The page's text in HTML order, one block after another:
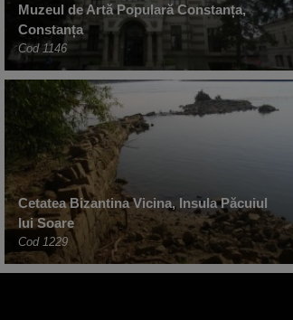
Muzeul de Artă Populară Constanța,
Constanța
Cod 1146
Cetatea Bizantina Vicina, Insula Păcuiul
lui Soare
Cod 1229